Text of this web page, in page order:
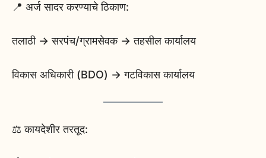
📍 अर्ज सादर करण्याचे ठिकाण:
तलाठी → सरपंच/ग्रामसेवक → तहसील कार्यालय
विकास अधिकारी (BDO) → गटविकास कार्यालय
⚖️ कायदेशीर तरतूद: